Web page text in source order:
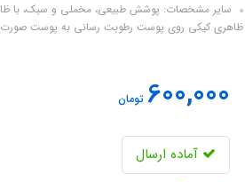
ظاهری کیکی روی پوست رطوبت‌ رسانی به پوست صورت
600,000تومان
آماده ارسال